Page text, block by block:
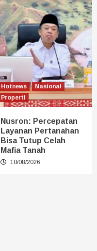
Hotnews
Nasional
Properti
Nusron: Percepatan
Layanan Pertanahan
Bisa Tutup Celah
Mafia Tanah
10/08/2026